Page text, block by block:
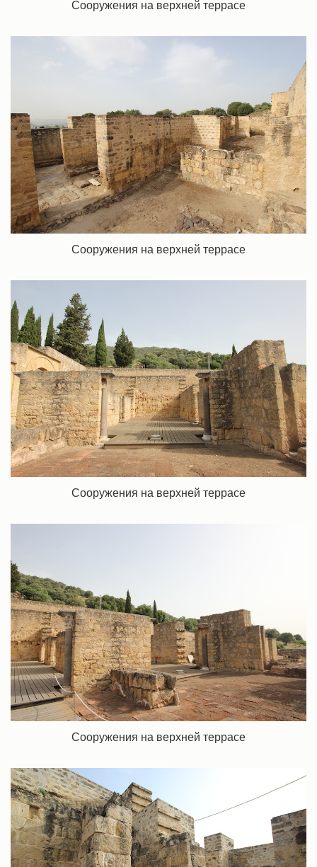
Сооружения на верхней террасе
Сооружения на верхней террасе
Сооружения на верхней террасе
Сооружения на верхней террасе